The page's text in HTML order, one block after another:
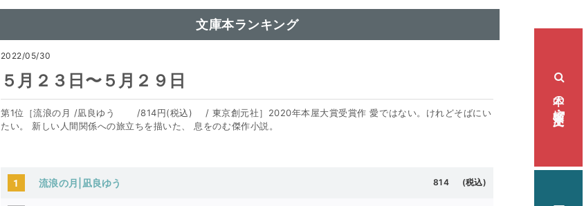
本の検索・注文
文庫本ランキング
2022/05/30
５月２３日〜５月２９日
第1位［流浪の月 /凪良ゆう /814円(税込) / 東京創元社］2020年本屋大賞受賞作 愛ではない。けれどそばにい
たい。 新しい人間関係への旅立ちを描いた、 息をのむ傑作小説。
1 流浪の月|凪良ゆう 814 (税込)